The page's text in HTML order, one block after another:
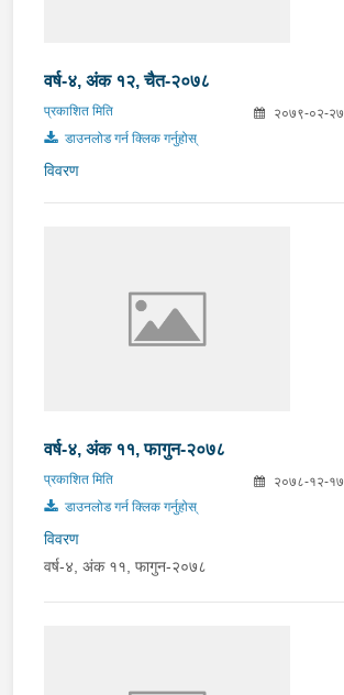
वर्ष-४, अंक १२, चैत-२०७८
प्रकाशित मिति
२०७९-०२-२७
डाउनलोड गर्न क्लिक गर्नुहोस्
विवरण
वर्ष-४, अंक ११, फागुन-२०७८
प्रकाशित मिति
२०७८-१२-१७
डाउनलोड गर्न क्लिक गर्नुहोस्
विवरण
वर्ष-४, अंक ११, फागुन-२०७८